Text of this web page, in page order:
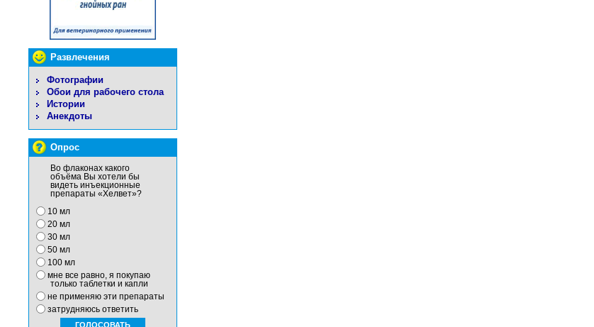
Развлечения
Фотографии
Обои для рабочего стола
Истории
Анекдоты
Опрос
Во флаконах какого
объёма Вы хотели бы
видеть инъекционные
препараты «Хелвет»?
10 мл
20 мл
30 мл
50 мл
100 мл
мне все равно, я покупаю
только таблетки и капли
не применяю эти препараты
затрудняюсь ответить